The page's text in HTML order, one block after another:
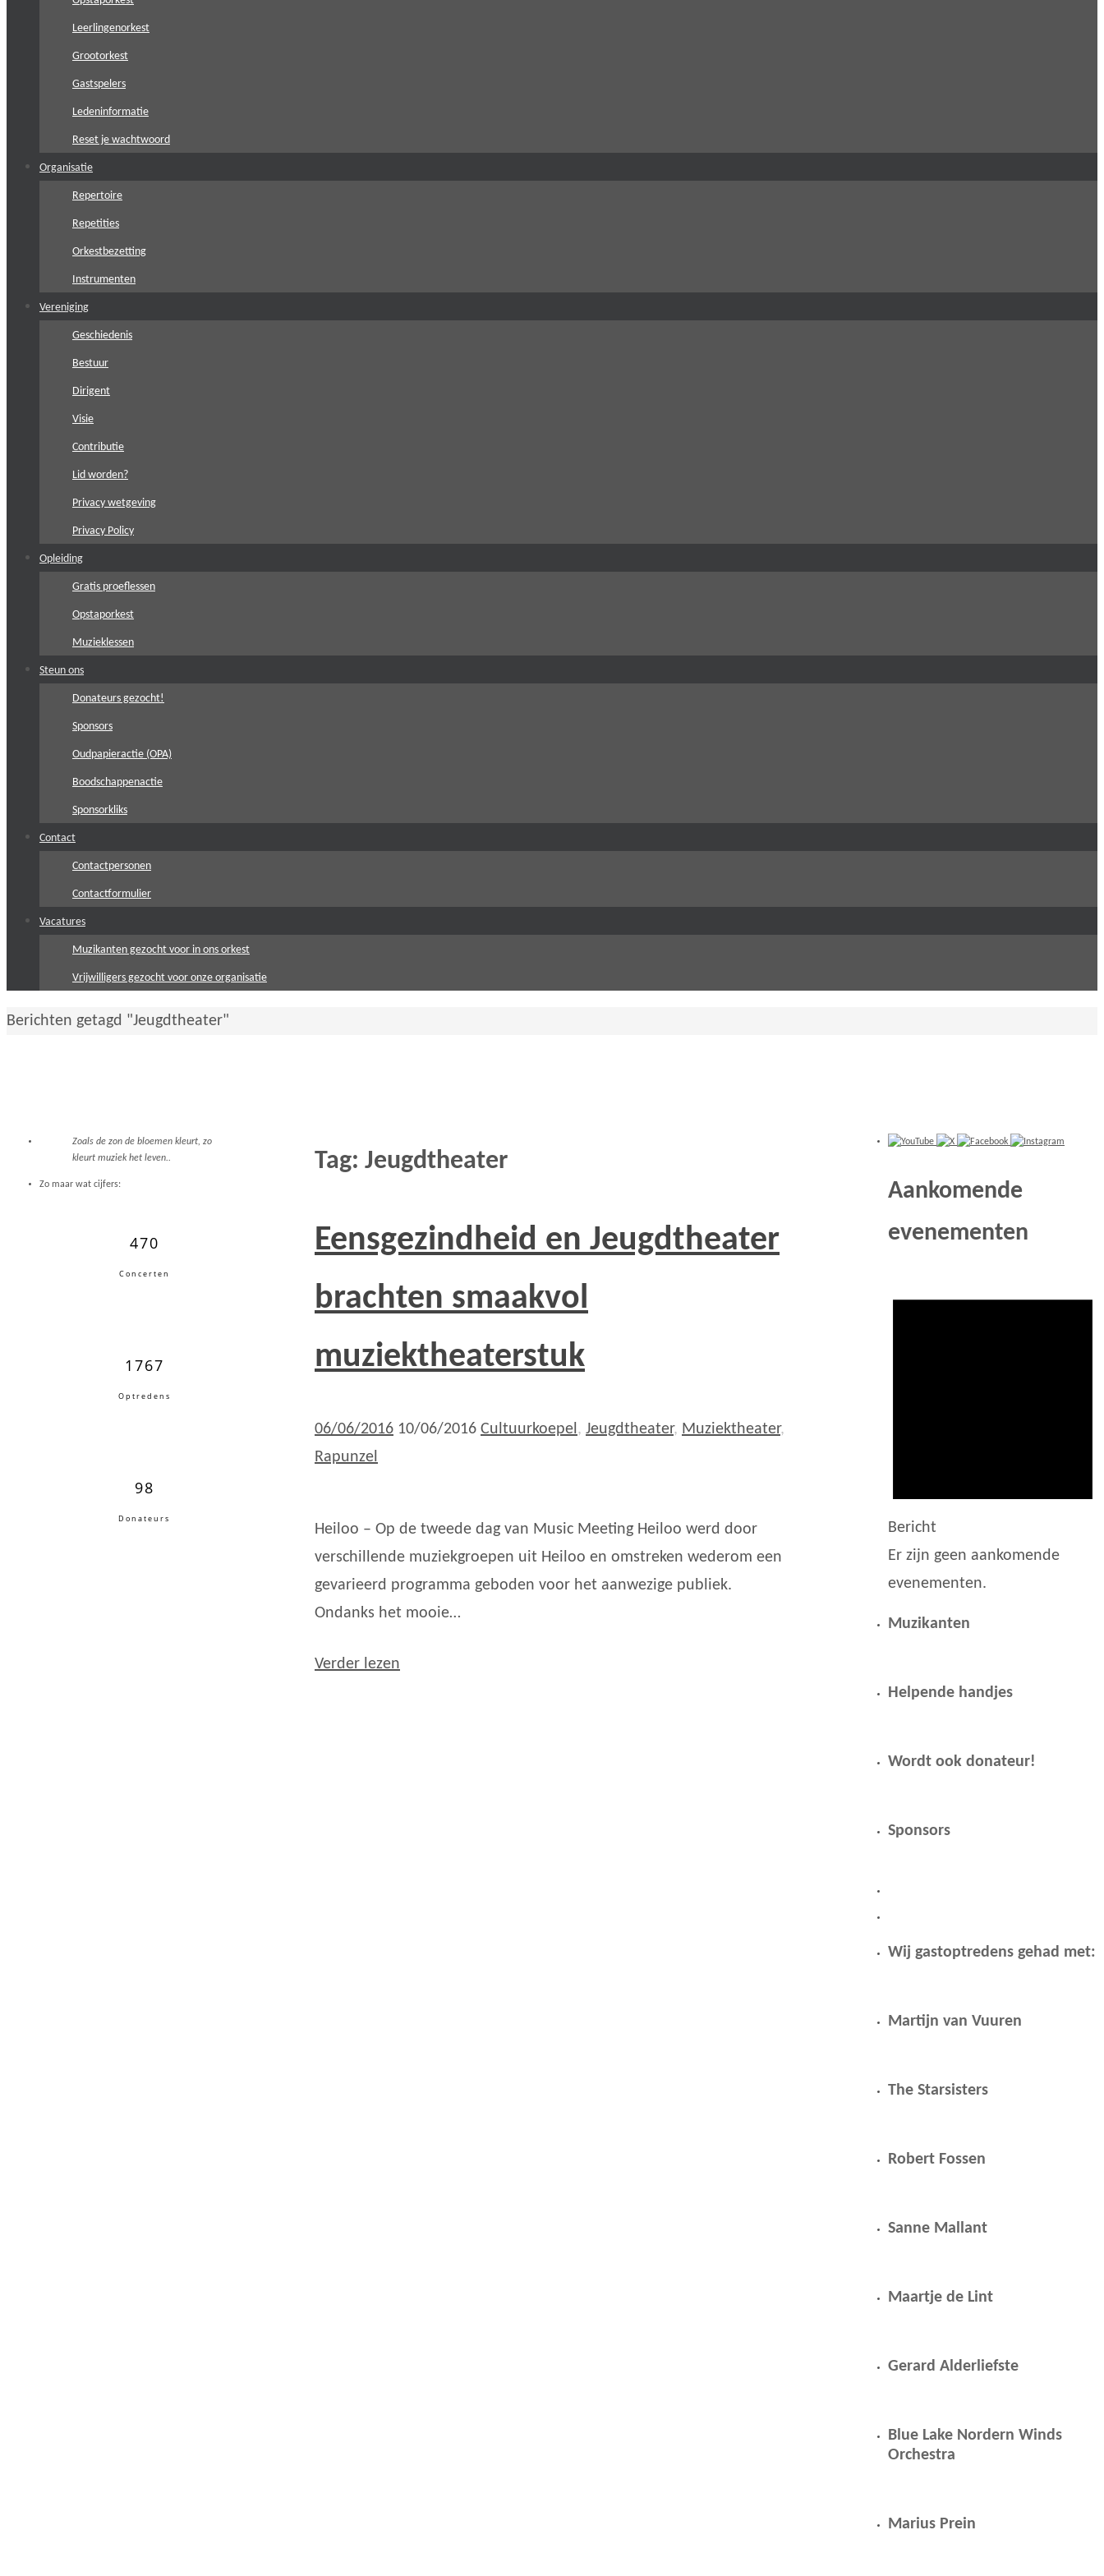
Leerlingenorkest
Grootorkest
Gastspelers
Ledeninformatie
Reset je wachtwoord
Organisatie
Repertoire
Repetities
Orkestbezetting
Instrumenten
Vereniging
Geschiedenis
Bestuur
Dirigent
Visie
Contributie
Lid worden?
Privacy wetgeving
Privacy Policy
Opleiding
Gratis proeflessen
Opstaporkest
Muzieklessen
Steun ons
Donateurs gezocht!
Sponsors
Oudpapieractie (OPA)
Boodschappenactie
Sponsorkliks
Contact
Contactpersonen
Contactformulier
Vacatures
Muzikanten gezocht voor in ons orkest
Vrijwilligers gezocht voor onze organisatie
Home
Berichten getagd "Jeugdtheater"
Tag: Jeugdtheater
Eensgezindheid en Jeugdtheater
brachten smaakvol
muziektheaterstuk
06/06/2016 10/06/2016 Cultuurkoepel, Jeugdtheater, Muziektheater,
Rapunzel
Heiloo – Op de tweede dag van Music Meeting Heiloo werd door
verschillende muziekgroepen uit Heiloo en omstreken wederom een
gevarieerd programma geboden voor het aanwezige publiek.
Ondanks het mooie…
Verder lezen
Zoals de zon de bloemen kleurt, zo
kleurt muziek het leven..
Zo maar wat cijfers:
470
Concerten
1767
Optredens
98
Donateurs
Aankomende
evenementen
Bericht
Er zijn geen aankomende
evenementen.
Muzikanten
Helpende handjes
Wordt ook donateur!
Sponsors
Wij gastoptredens gehad met:
Martijn van Vuuren
The Starsisters
Robert Fossen
Sanne Mallant
Maartje de Lint
Gerard Alderliefste
Blue Lake Nordern Winds
Orchestra
Marius Prein